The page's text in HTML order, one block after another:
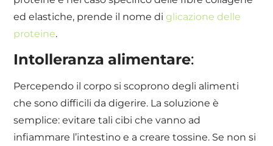
ed elastiche, prende il nome diglicazione delle
proteine.
Intolleranza alimentare:
Percependo il corpo si scoprono degli alimenti
che sono difficili da digerire. La soluzione è
semplice: evitare tali cibi che vanno ad
infiammare l’intestino e a creare tossine. Se non si